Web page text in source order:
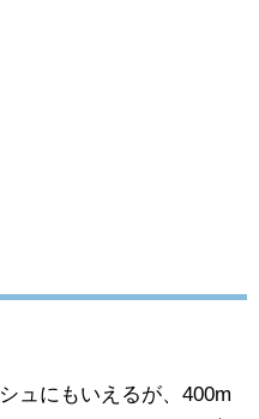
ュにもいえるが、400m